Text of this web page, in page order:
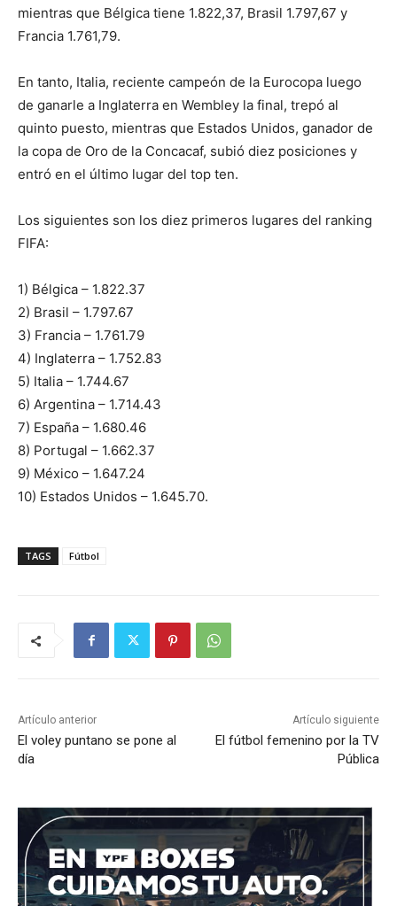
mientras que Bélgica tiene 1.822,37, Brasil 1.797,67 y
Francia 1.761,79.
En tanto, Italia, reciente campeón de la Eurocopa luego
de ganarle a Inglaterra en Wembley la final, trepó al
quinto puesto, mientras que Estados Unidos, ganador de
la copa de Oro de la Concacaf, subió diez posiciones y
entró en el último lugar del top ten.
Los siguientes son los diez primeros lugares del ranking
FIFA:
1) Bélgica – 1.822.37
2) Brasil – 1.797.67
3) Francia – 1.761.79
4) Inglaterra – 1.752.83
5) Italia – 1.744.67
6) Argentina – 1.714.43
7) España – 1.680.46
8) Portugal – 1.662.37
9) México – 1.647.24
10) Estados Unidos – 1.645.70.
TAGS Fútbol
Artículo anterior
El voley puntano se pone al
día
Artículo siguiente
El fútbol femenino por la TV
Pública